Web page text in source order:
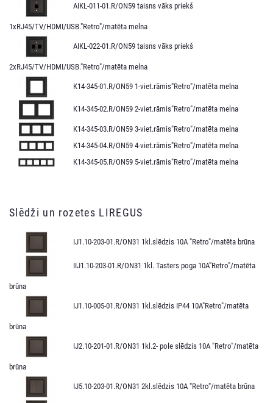
AIKL-011-01.R/ON59 taisns vāks priekš
1xRJ45/TV/HDMI/USB."Retro"/matēta melna
AIKL-022-01.R/ON59 taisns vāks priekš
2xRJ45/TV/HDMI/USB."Retro"/matēta melna
K14-345-01.R/ON59 1-viet.rāmis"Retro"/matēta melna
K14-345-02.R/ON59 2-viet.rāmis"Retro"/matēta melna
K14-345-03.R/ON59 3-viet.rāmis"Retro"/matēta melna
K14-345-04.R/ON59 4-viet.rāmis"Retro"/matēta melna
K14-345-05.R/ON59 5-viet.rāmis"Retro"/matēta melna
Slēdži un rozetes LIREGUS
IJ1.10-203-01.R/ON31 1kl.slēdzis 10A "Retro"/matēta brūna
IIJ1.10-203-01.R/ON31 1kl. Tasters poga 10A"Retro"/matēta
brūna
IJ1.10-005-01.R/ON31 1kl.slēdzis IP44 10A"Retro"/matēta
brūna
IJ2.10-201-01.R/ON31 1kl.2- pole slēdzis 10A "Retro"/matēta
brūna
IJ5.10-203-01.R/ON31 2kl.slēdzis 10A "Retro"/matēta brūna